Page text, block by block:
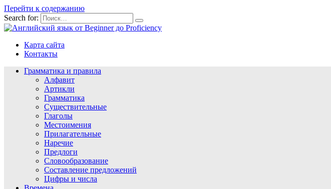
Перейти к содержанию
Search for:
Карта сайта
Контакты
Грамматика и правила
Алфавит
Артикли
Грамматика
Существительные
Глаголы
Местоимения
Прилагательные
Наречие
Предлоги
Словообразование
Составление предложений
Цифры и числа